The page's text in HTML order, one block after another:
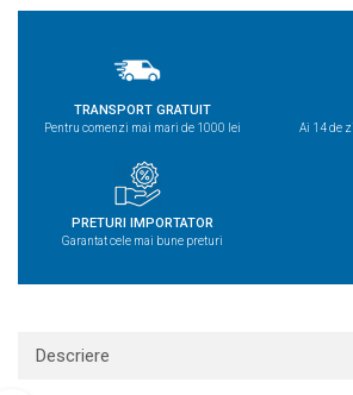
TRANSPORT GRATUIT
Pentru comenzi mai mari de 1000 lei Ai 14 de
PRETURI IMPORTATOR
Garantat cele mai bune preturi
Descriere